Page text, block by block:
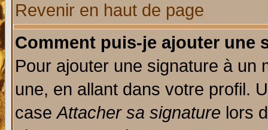
Revenir en haut de page
Comment puis-je ajouter une
Pour ajouter une signature à un
une, en allant dans votre profil.
caseAttacher sa signature lors